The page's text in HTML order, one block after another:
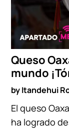
Queso
mundo
byItandehui
El queso
ha logrado